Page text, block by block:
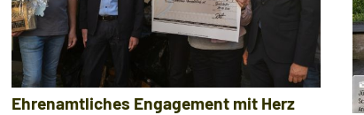
Ehrenamtliches Engagement mit Herz